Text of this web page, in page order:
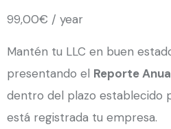
99,00€ / year
Mantén tu LLC en buen
presentando el Reporte
dentro del plazo establecido
está registrada tu empresa.